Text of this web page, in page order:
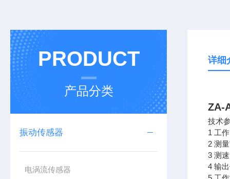
PRODUCT
产品分类
振动传感器
电涡流传感器
详细
ZA-
技术
1 工
2 测
3 测
4 输